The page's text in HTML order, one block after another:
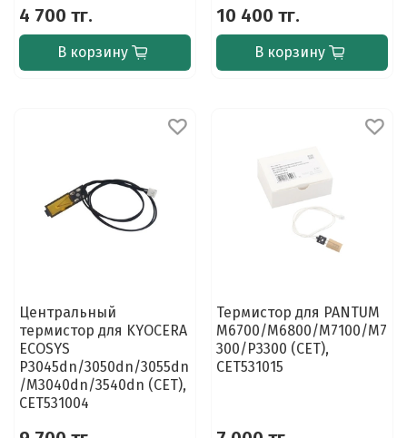
4 700 тг.
В корзину
10 400 тг.
В корзину
Центральный
термистор для KYOCERA
ECOSYS
P3045dn/3050dn/3055dn
/M3040dn/3540dn (CET),
CET531004
Термистор для PANTUM
M6700/M6800/M7100/M7
300/P3300 (CET),
CET531015